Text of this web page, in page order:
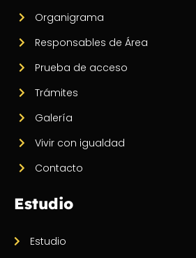
Organigrama
Responsables de Área
Prueba de acceso
Trámites
Galería
Vivir con igualdad
Contacto
Estudio
Estudio